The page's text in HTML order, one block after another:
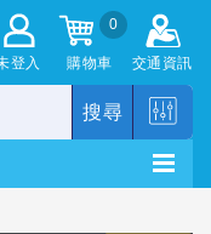
登入
0
購物車 交通資訊
搜尋